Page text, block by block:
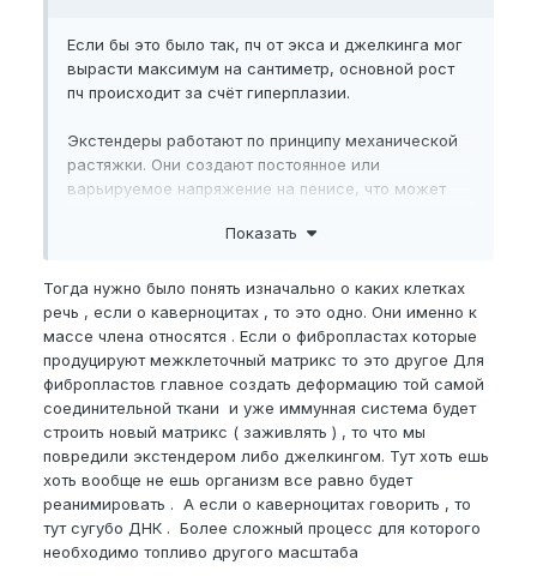
Если бы это было так, пч от экса и джелкинга мог
вырасти максимум на сантиметр, основной рост
пч происходит за счёт гиперплазии.
Экстендеры работают по принципу механической
растяжки. Они создают постоянное или
варьируемое напряжение на пенисе, что может
процесс называется механическим стрессом,
восстановления. Во время восстановления ткани,
как правило, происходит:
Гиперплазия клеток (увеличение числа клеток).
Гипертрофия клеток (увеличение размера клеток).
Показать
Тогда нужно было понять изначально о каких клетках
речь , если о каверноцитах , то это одно. Они именно к
массе члена относятся . Если о фибропластах которые
продуцируют межклеточный матрикс то это другое Для
фибропластов главное создать деформацию той самой
соединительной ткани и уже иммунная система будет
строить новый матрикс ( заживлять ) , то что мы
повредили экстендером либо джелкингом. Тут хоть ешь
хоть вообще не ешь организм все равно будет
реанимировать . А если о каверноцитах говорить , то
тут сугубо ДНК . Более сложный процесс для которого
необходимо топливо другого масштаба